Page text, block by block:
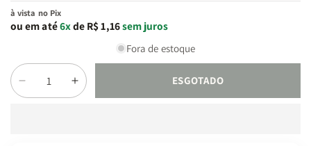
à vista no Pix
ou em até6xde R$ 1,16sem juros
Fora de estoque
Quantidade
Diminuir
a
Aumentar
a
ESGOTADO